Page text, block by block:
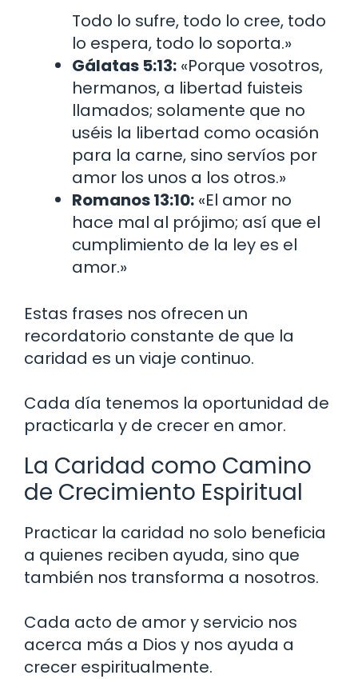
Todo lo sufre, todo lo cree, todo
lo espera, todo lo soporta.»
Gálatas 5:13: «Porque vosotros,
hermanos, a libertad fuisteis
llamados; solamente que no
uséis la libertad como ocasión
para la carne, sino servíos por
amor los unos a los otros.»
Romanos 13:10: «El amor no
hace mal al prójimo; así que el
cumplimiento de la ley es el
amor.»
Estas frases nos ofrecen un
recordatorio constante de que la
caridad es un viaje continuo.
Cada día tenemos la oportunidad de
practicarla y de crecer en amor.
La Caridad como Camino
de Crecimiento Espiritual
Practicar la caridad no solo beneficia
a quienes reciben ayuda, sino que
también nos transforma a nosotros.
Cada acto de amor y servicio nos
acerca más a Dios y nos ayuda a
crecer espiritualmente.